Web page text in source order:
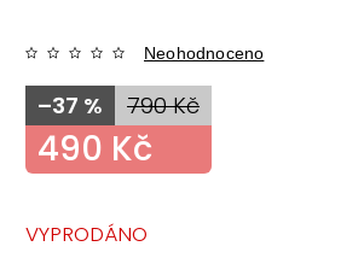
Neohodnoceno
790 Kč
–37 %
490 Kč
VYPRODÁNO